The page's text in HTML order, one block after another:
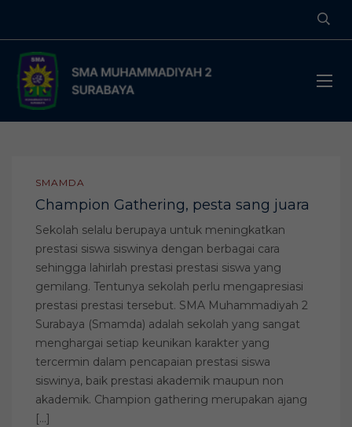
SMAMDA
Champion Gathering, pesta sang juara
Sekolah selalu berupaya untuk meningkatkan
prestasi siswa siswinya dengan berbagai cara
sehingga lahirlah prestasi prestasi siswa yang
gemilang. Tentunya sekolah perlu mengapresiasi
prestasi prestasi tersebut. SMA Muhammadiyah 2
Surabaya (Smamda) adalah sekolah yang sangat
menghargai setiap keunikan karakter yang
tercermin dalam pencapaian prestasi siswa
siswinya, baik prestasi akademik maupun non
akademik. Champion gathering merupakan ajang
[…]